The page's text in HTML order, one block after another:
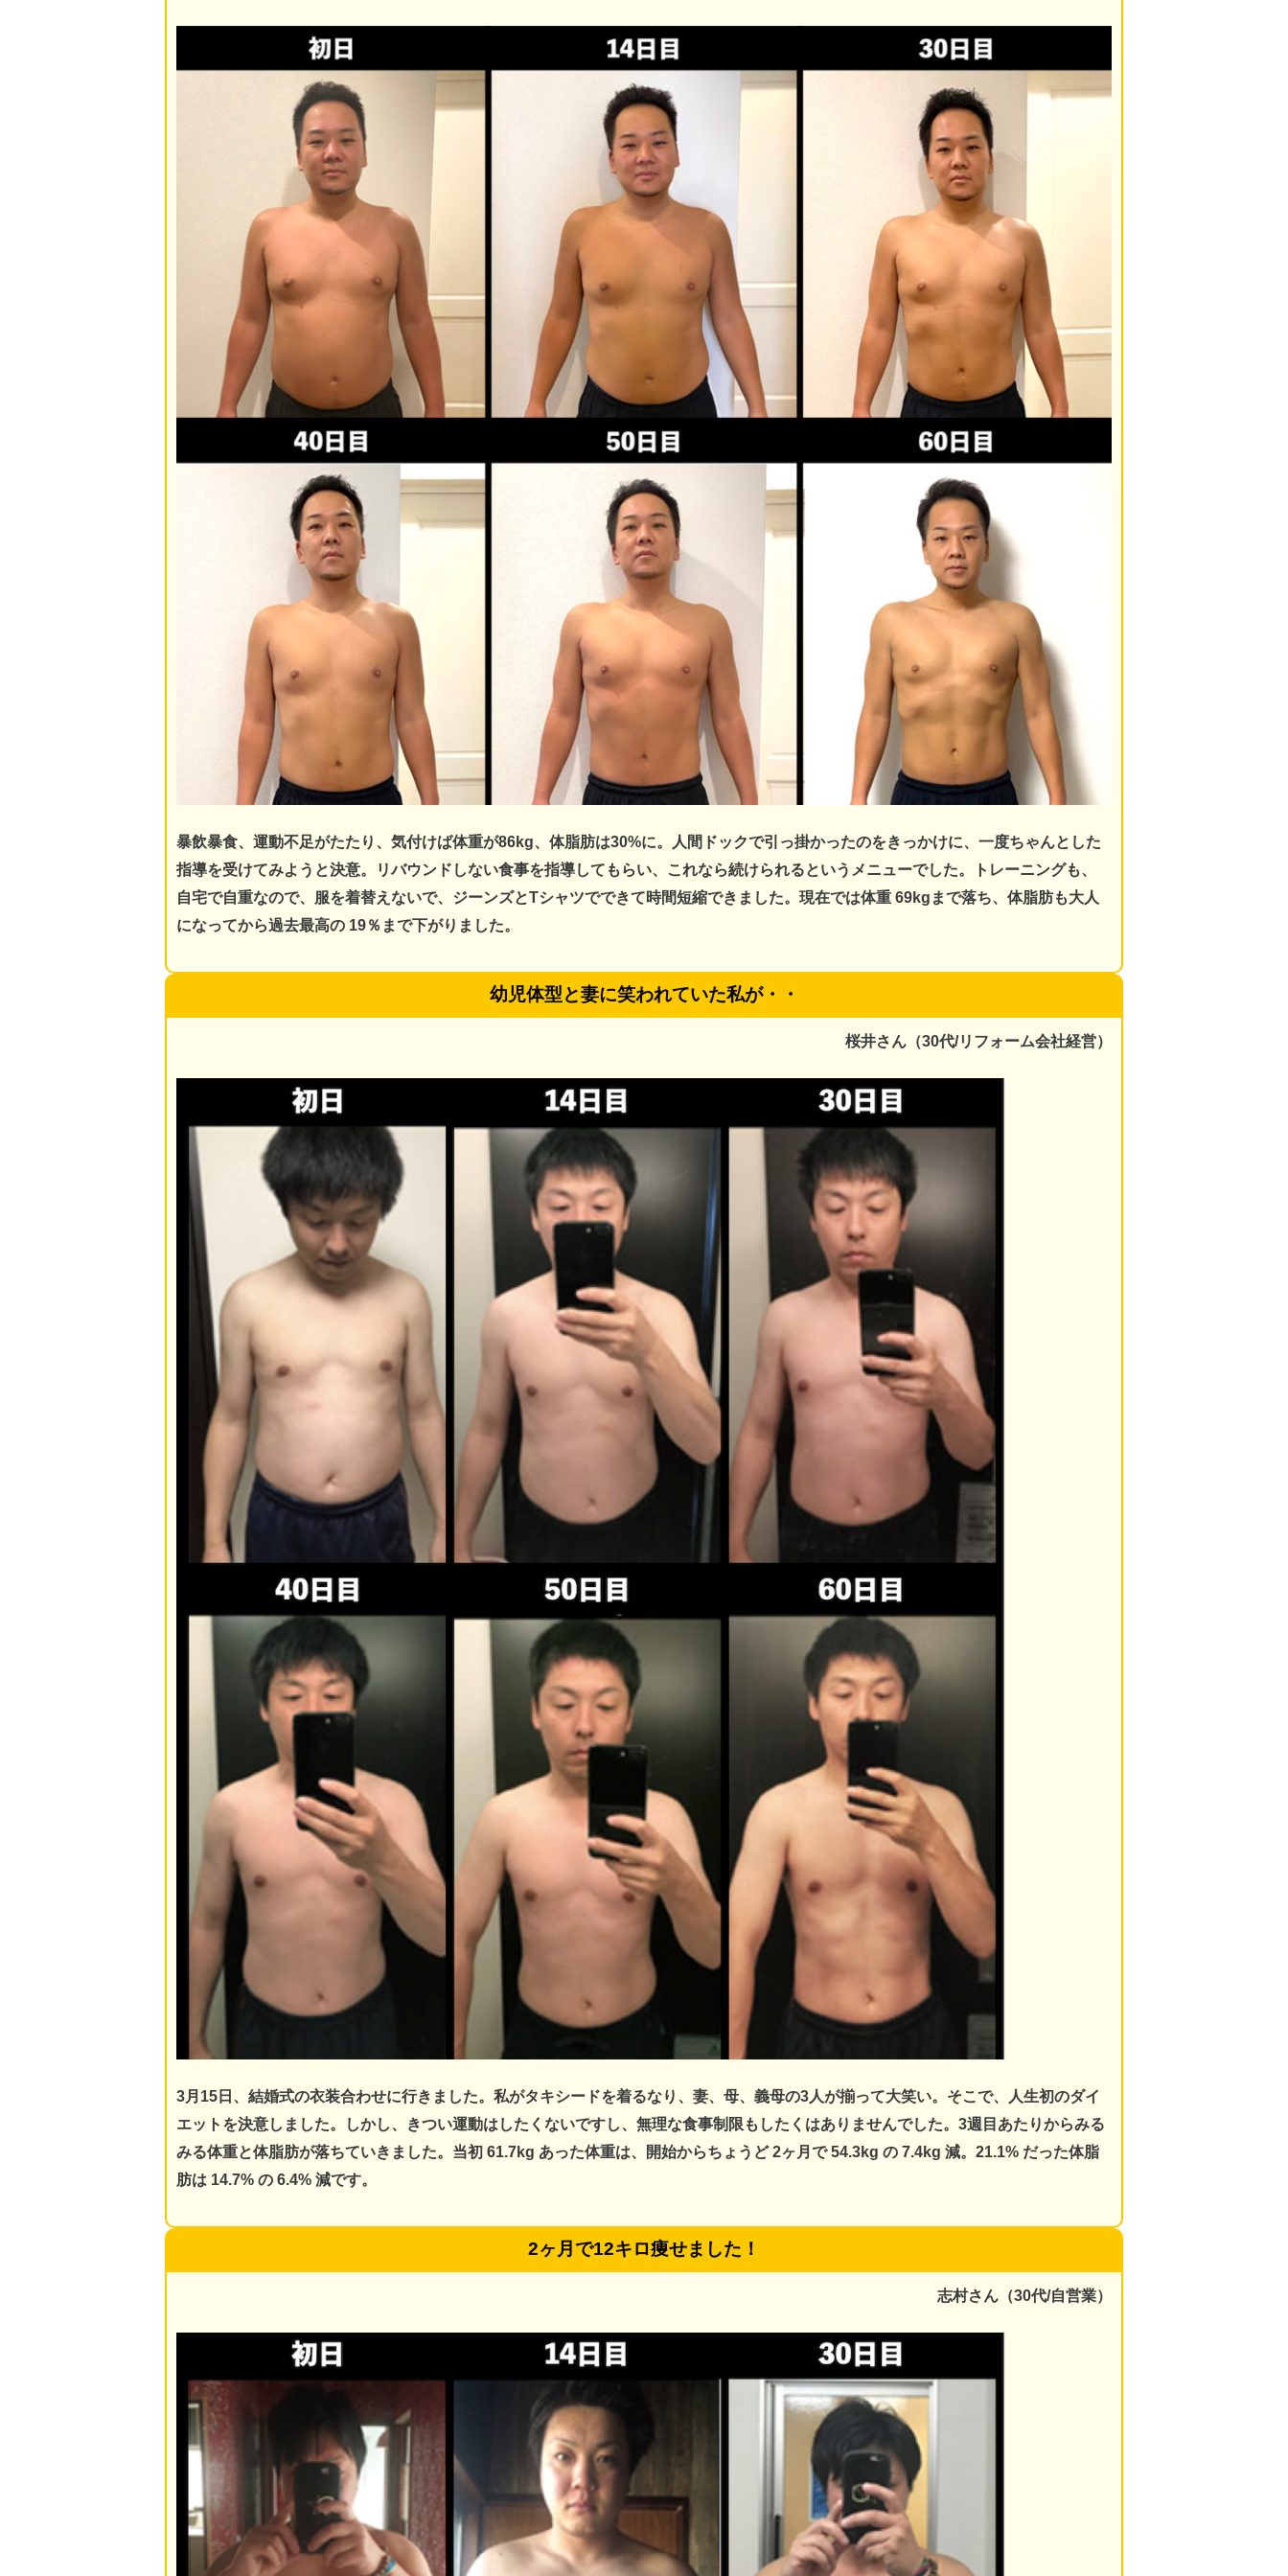
暴飲暴食、運動不足がたたり、気付けば体重が86kg、体脂肪は30%に。
人間ドックで引っ掛かったのをきっかけに、一度ちゃんとした
指導を受けてみようと決意。
リバウンドしない食事を指導してもらい、これなら続けられるというメニューでした。
トレーニングも、
自宅で自重なので、服を着替えないで、ジーンズとTシャツでできて時間短縮できました。現在では体重 69kgまで落ち、体脂肪も大人
になってから過去最高の 19％まで下がりました。
幼児体型と妻に笑われていた私が・・
桜井さん（30代/リフォーム会社経営）
3月15日、結婚式の衣装合わせに行きました。私がタキシードを着るなり、妻、母、義母の3人が揃って大笑い。そこで、人生初のダイ
エットを決意しました。
しかし、きつい運動はしたくないですし、無理な食事制限もしたくはありませんでした。3週目あたりからみる
みる体重と体脂肪が落ちていきました。 当初 61.7kg あった体重は、開始からちょうど 2ヶ月で 54.3kg の 7.4kg 減。21.1% だった体脂
肪は 14.7% の 6.4% 減です。
2ヶ月で12キロ痩せました！
志村さん（30代/自営業）